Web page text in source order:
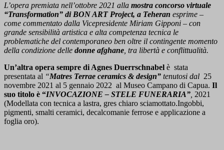
L’opera premiata nell’ottobre 2021 alla mostra concorso virtuale
“Transformation” di BON ART Project, a Teheran esprime –
come commentato dalla Vicepresidente Miriam Gipponi – con
grande sensibilità artistica e alta competenza tecnica le
problematiche del contemporaneo ben oltre il contingente momento
della condizione delle donne afghane , tra libertà e conflittualità.
Un’altra opera sempre di Agnes Duerrschnabel è stata
presentata al “Matres Terrae ceramics & design” tenutosi dal 25
novembre 2021 al 5 gennaio 2022 al Museo Campano di Capua. Il
suo titolo è “INVOCAZIONE – STELE FUNERARIA” 2021
(Modellata con tecnica a lastra, gres chiaro sciamottato.Ingobbi,
pigmenti, smalti ceramici, decalcomanie ferrose e applicazione a
foglia oro).